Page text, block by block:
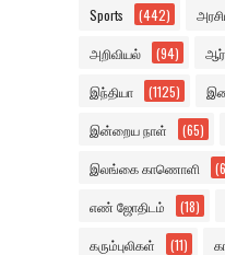
Sports (442)
அறிவியல் (94)
இந்தியா (1125)
இன்றைய நாள் (65)
இலங்கை காணொளி
எண் ஜோதிடம் (18)
கரும்புலிகள் (11)